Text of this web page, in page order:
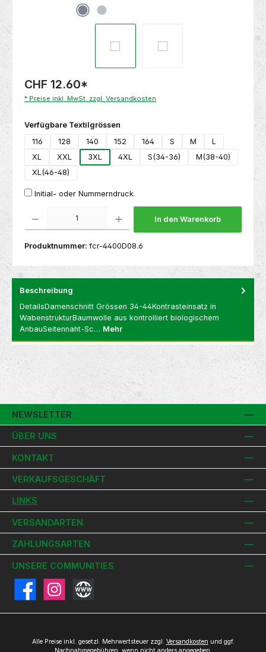
CHF 12.60*
* Preise inkl. MwSt. zzgl. Versandkosten
Verfügbare Textilgrössen
116
128 140 152 164 S M
L
XL
XXL 3XL 4XL S(34-36)
M(38-40)
XL(46-48)
Initial- oder Nummerndruck
In den Warenkorb
Produktnummer: fcr-4400D08.6
Beschreibung
DetailsDamenschnitt Grössen 34-44Kontrasteinsatz in
WabenstrukturBaumwolle aus kontrolliert biologischem
AnbauSeitennaht-Sc… Mehr
NEWSLETTER
ÜBER UNS
KONTAKT
VERKAUFSGESCHÄFT
LINKS
VERSANDARTEN
ZAHLUNGSARTEN
UNSERE COMMUNITIES
FacebookInstagramWebsite
Alle Preise inkl. gesetzl. Mehrwertsteuer zzgl. Versandkosten und ggf.